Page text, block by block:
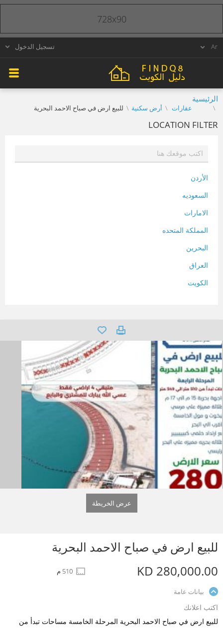
تسجيل الدخول
الرئيسية
عقارات أرض سكنية للبيع ارض في صباح الاحمد البحرية
LOCATION FILTER
الأردن
السعوديه
الامارات
المملكة المتحده
البحرين
العراق
الكويت
فلسطين
قطر
سوريا
تونس
تركيا
عرض الخريطة
للبيع ارض في صباح الاحمد البحرية
KD 280,000.00
510 م
بيانات عامة
اكتب اعلانك
للبيع ارض في صباح الاحمد البحرية المرحلة الخامسة مساحات تبدأ من
728x90